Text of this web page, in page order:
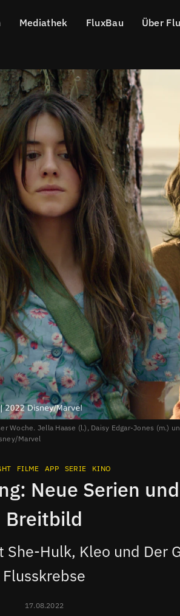
Mediathek FluxBau Über
Jella Haase (l.), Daisy Edgar-Jones (m.)
Marvel
FILME APP SERIE KINO
Neue Serien
Breitbild
Hulk, Kleo und Der
Flusskrebse
17.08.2022